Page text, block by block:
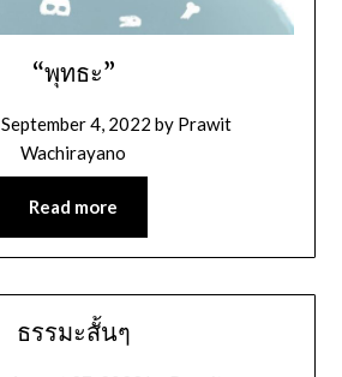
“พุทธะ”
September 4, 2022 by Prawit
Wachirayano
Read more
ธรรมะสั้นๆ